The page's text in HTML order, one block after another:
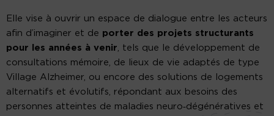
Elle vise à ouvrir un espace de dialogue entre les acteurs
afin d’imaginer et de porter des projets structurants
pour les années à venir, tels que le développement de
consultations mémoire, de lieux de vie adaptés de type
Village Alzheimer, ou encore des solutions de logements
alternatifs et évolutifs, répondant aux besoins des
personnes atteintes de maladies neuro‑dégénératives et